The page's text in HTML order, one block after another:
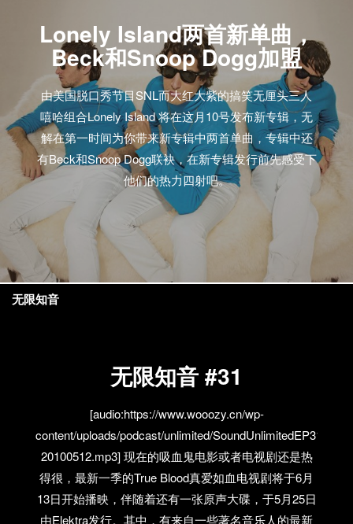
Lonely Island两首新单曲，
Beck和Snoop Dogg加盟
由美国脱口秀节目SNL而大红大紫的搞笑无厘头三人
嘻哈组合Lonely Island 将在这月10号发布新专辑，无
解在第一时间为你带来新专辑中两首单曲，专辑中还
有Beck和Snoop Dogg联袂，在新专辑发行前先感受下
他们的热力四射吧。
无限知音 #31
[audio:https://www.wooozy.cn/wp-
content/uploads/podcast/unlimited/SoundUnlimitedEP31-
20100512.mp3] 现在的吸血鬼电影或者电视剧还是热
得很，最新一季的True Blood真爱如血电视剧将于6月
13日开始播映，伴随着还有一张原声大碟，于5月25日
由Elektra发行。其中，有来自一些著名音乐人的最新
无限知音